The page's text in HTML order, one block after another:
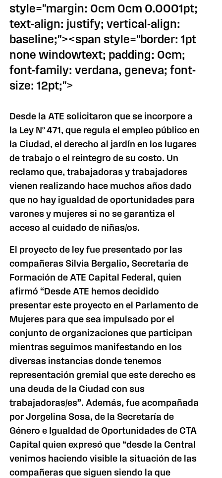
style="margin: 0cm 0cm 0.0001pt;
text-align: justify; vertical-align:
baseline;"><span style="border: 1pt
none windowtext; padding: 0cm;
font-family: verdana, geneva; font-
size: 12pt;">
Desde la ATE solicitaron que se incorpore a
la Ley Nº 471, que regula el empleo público en
la Ciudad, el derecho al jardín en los lugares
de trabajo o el reintegro de su costo. Un
reclamo que, trabajadoras y trabajadores
vienen realizando hace muchos años dado
que no hay igualdad de oportunidades para
varones y mujeres si no se garantiza el
acceso al cuidado de niñas/os.
El proyecto de ley fue presentado por las
compañeras Silvia Bergalio, Secretariade
Formación de ATE Capital Federal, quien
afirmó “Desde ATE hemos decidido
presentar este proyecto en el Parlamento de
Mujeres para que sea impulsado por el
conjunto de organizaciones que participan
mientras seguimos manifestando en los
diversas instancias donde tenemos
representación gremial que este derecho es
una deuda de la Ciudad con sus
trabajadoras/es”. Además, fue acompañada
por Jorgelina Sosa, de la Secretaría de
Género e Igualdad de Oportunidades de CTA
Capital quien expresó que “desde la Central
venimos haciendo visible la situación de las
compañeras que siguen siendo la que